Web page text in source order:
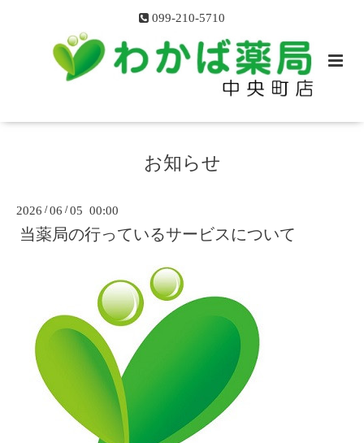
099-210-5710
お知らせ
2026 /06 /05 00:00
当薬局の行っているサービスについて